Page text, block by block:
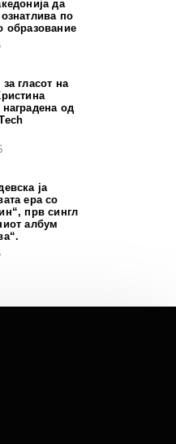
да
по
образование
гласот на
наградена од
ја
ера со
прв сингл
албум